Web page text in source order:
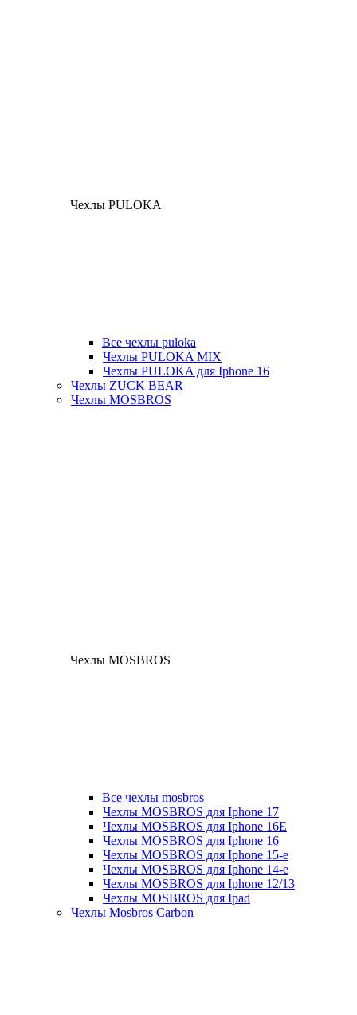
Чехлы PULOKA
Все чехлы puloka
Чехлы PULOKA MIX
Чехлы PULOKA для Iphone 16
Чехлы ZUCK BEAR
Чехлы MOSBROS
Чехлы MOSBROS
Все чехлы mosbros
Чехлы MOSBROS для Iphone 17
Чехлы MOSBROS для Iphone 16E
Чехлы MOSBROS для Iphone 16
Чехлы MOSBROS для Iphone 15-е
Чехлы MOSBROS для Iphone 14-е
Чехлы MOSBROS для Iphone 12/13
Чехлы MOSBROS для Ipad
Чехлы Mosbros Carbon